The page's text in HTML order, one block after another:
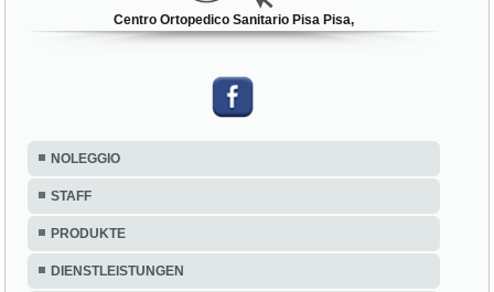
Centro Ortopedico Sanitario Pisa Pisa,
NOLEGGIO
STAFF
PRODUKTE
DIENSTLEISTUNGEN